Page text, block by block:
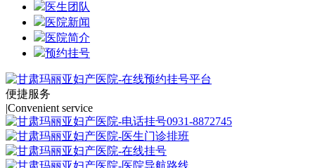
医生团队
医院新闻
医院简介
预约挂号
便捷服务
|Convenient service